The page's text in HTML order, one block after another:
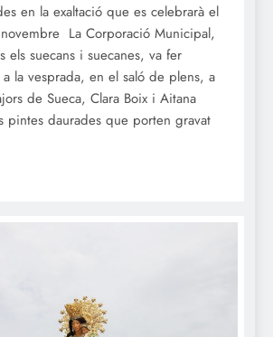
en la exaltació que es celebrarà el
La Corporació Municipal,
els suecans i suecanes, va fer
la vesprada, en el saló de plens, a
de Sueca, Clara Boix i Aitana
pintes daurades que porten gravat